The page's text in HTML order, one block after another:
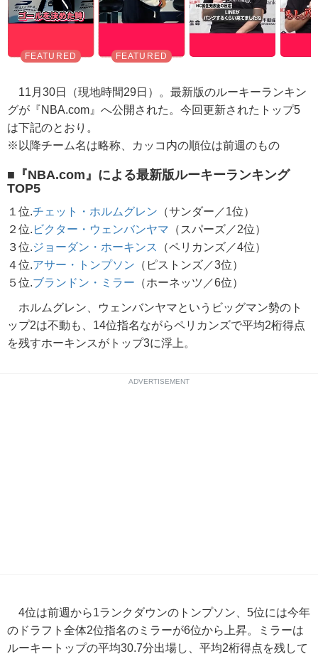
11月30日（現地時間29日）。最新版のルーキーランキン
グが『NBA.com』へ公開された。今回更新されたトップ5
は下記のとおり。
※以降チーム名は略称、カッコ内の順位は前週のもの
■『NBA.com』による最新版ルーキーランキング
TOP5
１位.チェット・ホルムグレン （サンダー／1位）
２位. ビクター・ウェンバンヤマ （スパーズ／2位）
３位.ジョーダン・ホーキンス
（ペリカンズ／4位）
４位.アサー・トンプソン （ピストンズ／3位）
５位.ブランドン・ミラー （ホーネッツ／6位）
ホルムグレン、ウェンバンヤマというビッグマン勢のト
ップ2は不動も、14位指名ながらペリカンズで平均2桁得点
を残すホーキンスがトップ3に浮上。
ADVERTISEMENT
4位は前週から1ランクダウンのトンプソン、5位には今年
のドラフト全体2位指名のミラーが6位から上昇。ミラーは
ルーキートップの平均30.7分出場し、平均2桁得点を残して